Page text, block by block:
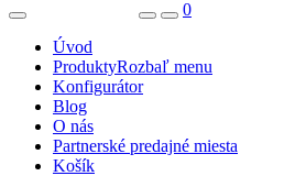
0
Úvod
ProduktyRozbaľ menu
Konfigurátor
Blog
O nás
Partnerské predajné miesta
Košík